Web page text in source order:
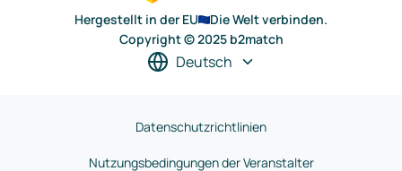
Hergestellt in der EU
Die Welt verbinden.
Copyright © 2025 b2match
Deutsch
Datenschutzrichtlinien
Nutzungsbedingungen der Veranstalter